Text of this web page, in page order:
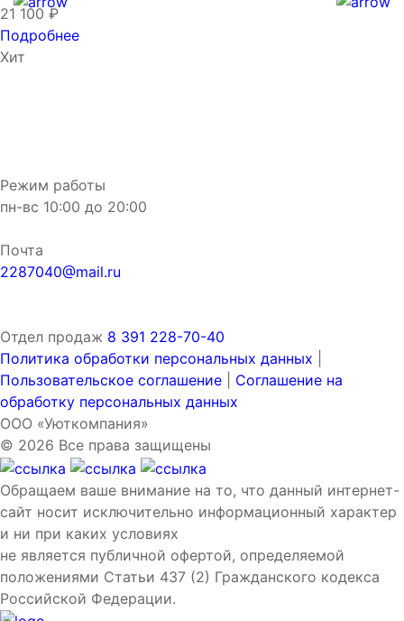
21 100 ₽
Подробнее
Хит
Режим работы
пн-вс 10:00 до 20:00
Почта
2287040@mail.ru
Отдел продаж 8 391 228-70-40
Политика обработки персональных данных
Пользовательское соглашение
Соглашение на
обработку персональных данных
ООО «Уюткомпания»
© 2026 Все права защищены
Обращаем ваше внимание на то, что данный интернет-
сайт носит исключительно информационный характер
и ни при каких условиях
не является публичной офертой, определяемой
положениями Статьи 437 (2) Гражданского кодекса
Российской Федерации.